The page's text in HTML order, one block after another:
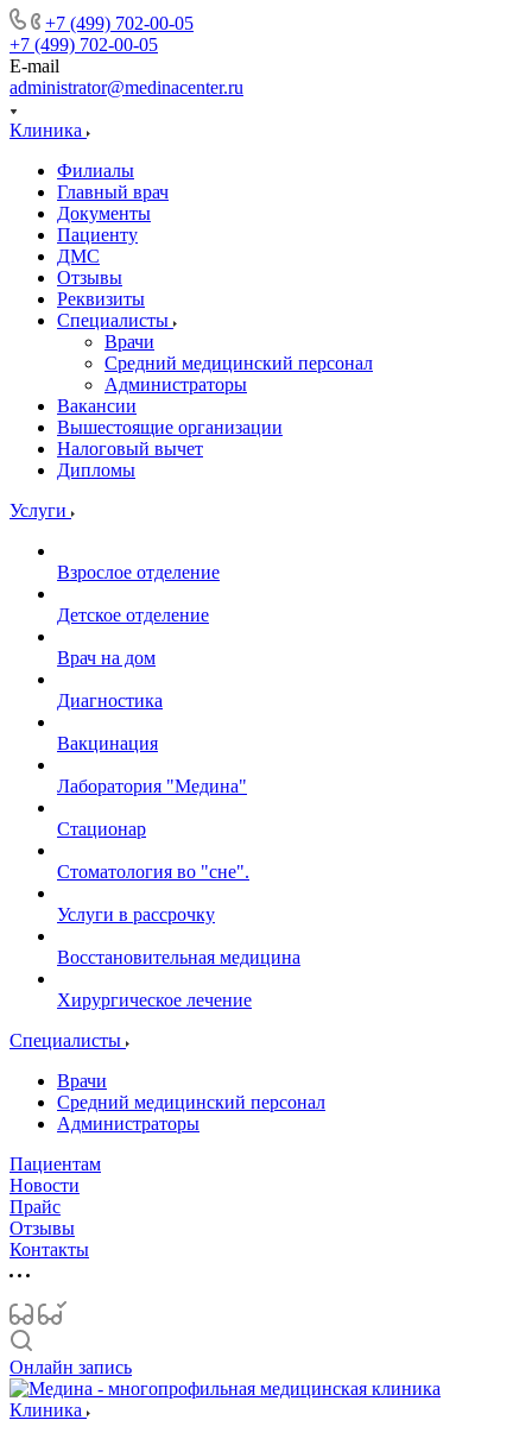
+7 (499) 702-00-05
+7 (499) 702-00-05
E-mail
administrator@medinacenter.ru
Клиника
Филиалы
Главный врач
Документы
Пациенту
ДМС
Отзывы
Реквизиты
Специалисты
Врачи
Средний медицинский персонал
Администраторы
Вакансии
Вышестоящие организации
Налоговый вычет
Дипломы
Услуги
Взрослое отделение
Детское отделение
Врач на дом
Диагностика
Вакцинация
Лаборатория "Медина"
Стационар
Стоматология во "сне".
Услуги в рассрочку
Восстановительная медицина
Хирургическое лечение
Специалисты
Врачи
Средний медицинский персонал
Администраторы
Пациентам
Новости
Прайс
Отзывы
Контакты
Онлайн запись
Клиника